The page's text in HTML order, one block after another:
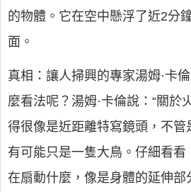
的物體。它在空中懸浮了近2分
面。
真相：讓人掃興的專家湯姆·卡
麼看法呢？湯姆·卡倫說：“關於
得很像是近距離特寫鏡頭，不管
有可能只是一隻大鳥。仔細看看
在扇動什麼，像是身體的延伸